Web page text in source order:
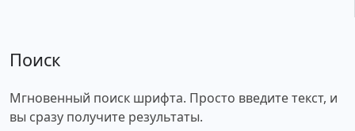
Поиск
Мгновенный поиск шрифта. Просто введите текст, и
вы сразу получите результаты.